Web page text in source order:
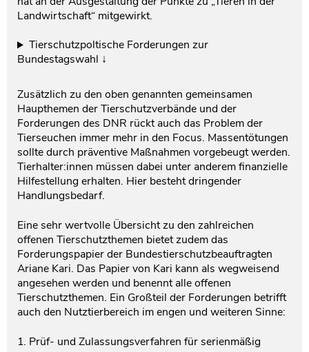
Landwirtschaft“ mitgewirkt.
Tierschutzpoltische Forderungen zur
Bundestagswahl ↓
Zusätzlich zu den oben genannten gemeinsamen
Haupthemen der Tierschutzverbände und der
Forderungen des DNR rückt auch das Problem der
Tierseuchen immer mehr in den Focus. Massentötungen
sollte durch präventive Maßnahmen vorgebeugt werden.
Tierhalter:innen müssen dabei unter anderem finanzielle
Hilfestellung erhalten. Hier besteht dringender
Handlungsbedarf.
Eine sehr wertvolle Übersicht zu den zahlreichen
offenen Tierschutzthemen bietet zudem das
Forderungspapier der Bundestierschutzbeauftragten
Ariane Kari. Das Papier von Kari kann als wegweisend
angesehen werden und benennt alle offenen
Tierschutzthemen. Ein Großteil der Forderungen betrifft
auch den Nutztierbereich im engen und weiteren Sinne:
1. Prüf- und Zulassungsverfahren für serienmäßig